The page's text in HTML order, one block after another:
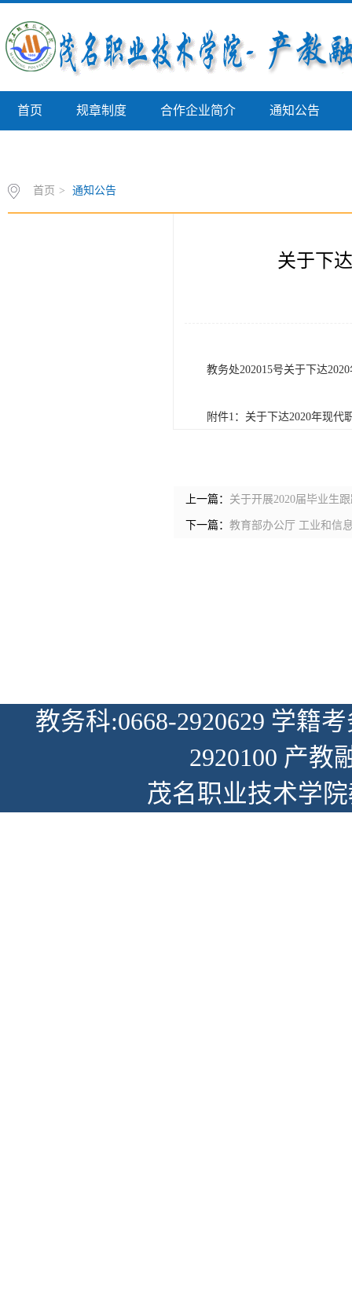
首页 规章制度 合作企业简介 通知公告
首页 > 通知公告
关于下
教务处202015号关于下达
附件1：关于下达2020年现代
上一篇： 关于开展2020届毕业生
下一篇： 教育部办公厅 工业和信
教务科:0668-2920629 学籍
2920100 产教
茂名职业技术学